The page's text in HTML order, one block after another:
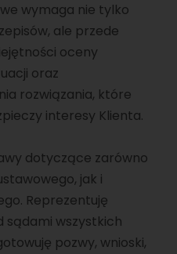
wymaga nie tylko
ale przede
oceny
oraz
rozwiązania, które
interesy Klienta.
dotyczące zarówno
jak i
Reprezentuję
sądami wszystkich
pozwy, wnioski,